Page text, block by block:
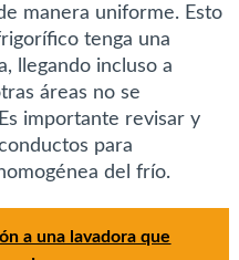
manera uniforme. Esto
tenga una
llegando incluso a
áreas no se
importante revisar y
para
del frío.
a una lavadora que